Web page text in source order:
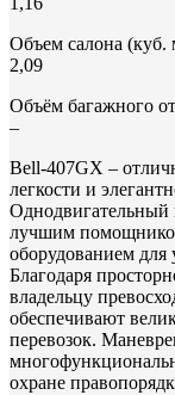
Объем салона (куб.
2,09
Объём багажного
–
Bell-407GX –
легкости и
Однодвигательный
лучшим
оборудованием для
Благодаря
владельцу
обеспечивают
перевозок.
охране